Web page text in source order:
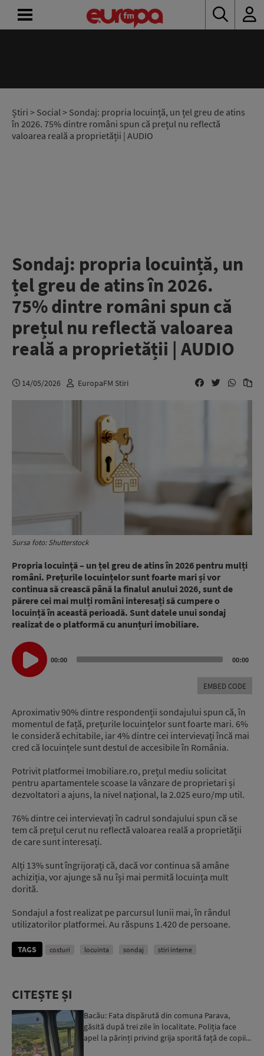
Știri > Social> Sondaj: propria locuință, un țel greu de atins
în 2026. 75% dintre români spun că prețul nu reflectă
valoarea reală a proprietății | AUDIO
Sondaj: propria locuință, un
țel greu de atins în 2026.
75% dintre români spun că
prețul nu reflectă valoarea
reală a proprietății | AUDIO
14/05/2026 EuropaFM Stiri
Sursa foto: Shutterstock
Propria locuință – un țel greu de atins în 2026 pentru mulți
români. Prețurile locuințelor sunt foarte mari și vor
continua să crească până la finalul anului 2026, sunt de
părere cei mai mulți români interesați să cumpere o
locuință în această perioadă. Sunt datele unui sondaj
realizat de o platformă cu anunțuri imobiliare.
Audio
Player
00:00 00:00
EMBED CODE
Aproximativ 90% dintre respondenții sondajului spun că, în
momentul de față, prețurile locuințelor sunt foarte mari. 6%
le consideră echitabile, iar 4% dintre cei intervievați încă mai
cred că locuințele sunt destul de accesibile în România.
Potrivit platformei Imobiliare.ro, prețul mediu solicitat
pentru apartamentele scoase la vânzare de proprietari și
dezvoltatori a ajuns, la nivel național, la 2.025 euro/mp util.
76% dintre cei intervievați în cadrul sondajului spun că se
tem că prețul cerut nu reflectă valoarea reală a proprietății
de care sunt interesați.
Alți 13% sunt îngrijorați că, dacă vor continua să amâne
achiziția, vor ajunge să nu își mai permită locuința mult
dorită.
Sondajul a fost realizat pe parcursul lunii mai, în rândul
utilizatorilor platformei. Au răspuns 1.420 de persoane.
TAGS costuri locuinta sondaj stiri interne
CITEȘTE ȘI
Bacău: Fata dispărută din comuna Parava,
găsită după trei zile în localitate. Poliția face
apel la părinți privind grija sporită față de copii...
RADIO
CONCURSURI